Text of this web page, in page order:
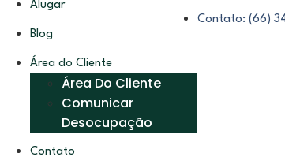
Alugar
Blog
Área do Cliente
Área Do Cliente
Comunicar
Desocupação
Contato
Contato: (66)